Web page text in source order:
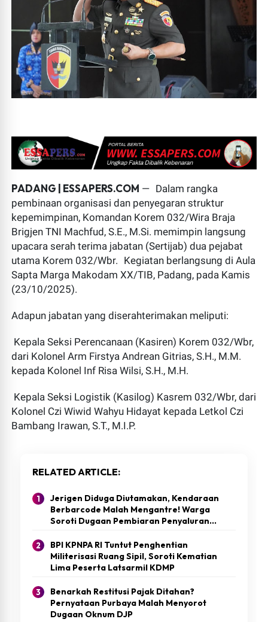
PADANG | ESSAPERS.COM — Dalam rangka
pembinaan organisasi dan penyegaran struktur
kepemimpinan, Komandan Korem 032/Wira Braja
Brigjen TNI Machfud, S.E., M.Si. memimpin langsung
upacara serah terima jabatan (Sertijab) dua pejabat
utama Korem 032/Wbr. Kegiatan berlangsung di Aula
Sapta Marga Makodam XX/TIB, Padang, pada Kamis
(23/10/2025).
Adapun jabatan yang diserahterimakan meliputi:
Kepala Seksi Perencanaan (Kasiren) Korem 032/Wbr,
dari Kolonel Arm Firstya Andrean Gitrias, S.H., M.M.
kepada Kolonel Inf Risa Wilsi, S.H., M.H.
Kepala Seksi Logistik (Kasilog) Kasrem 032/Wbr, dari
Kolonel Czi Wiwid Wahyu Hidayat kepada Letkol Czi
Bambang Irawan, S.T., M.I.P.
RELATED ARTICLE
Jerigen Diduga Diutamakan, Kendaraan
Berbarcode Malah Mengantre! Warga
Soroti Dugaan Pembiaran Penyaluran
BPI KPNPA RI Tuntut Penghentian
Militerisasi Ruang Sipil, Soroti Kematian
Lima Peserta Latsarmil KDMP
Benarkah Restitusi Pajak Ditahan?
Pernyataan Purbaya Malah Menyorot
Dugaan Oknum DJP